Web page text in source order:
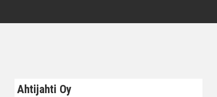
Ahtijahti Oy